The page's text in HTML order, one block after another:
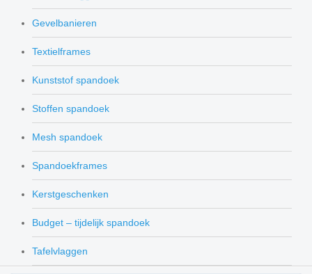
Gevelbanieren
Textielframes
Kunststof spandoek
Stoffen spandoek
Mesh spandoek
Spandoekframes
Kerstgeschenken
Budget – tijdelijk spandoek
Tafelvlaggen